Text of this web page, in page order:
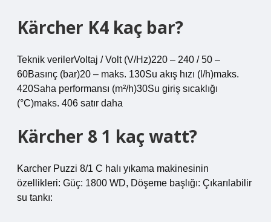
Kärcher K4 kaç bar?
Teknik verilerVoltaj / Volt (V/Hz)220 – 240 / 50 –
60Basınç (bar)20 – maks. 130Su akış hızı (l/h)maks.
420Saha performansı (m²/h)30Su giriş sıcaklığı
(°C)maks. 406 satır daha
Kärcher 8 1 kaç watt?
Karcher Puzzi 8/1 C halı yıkama makinesinin
özellikleri: Güç: 1800 WD, Döşeme başlığı: Çıkarılabilir
su tankı: